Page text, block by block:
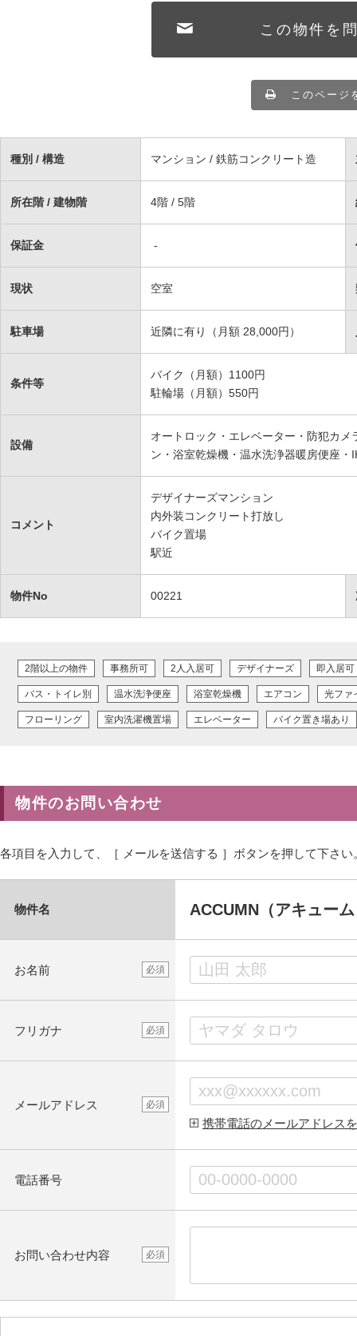
この物件を
このページ
種別 / 構造 マンション / 鉄筋コンクリート造
所在階 / 建物階 4階 / 5階
保証金 -
現状 空室
駐車場 近隣に有り（月額 28,000円）
条件等
バイク（月額）1100円
駐輪場（月額）550円
設備
オートロック・エレベーター・防犯カ
ン・浴室乾燥機・温水洗浄器暖房便座・
コメント
デザイナーズマンション
内外装コンクリート打放し
バイク置場
駅近
物件No 00221
2階以上の物件 事務所可 2人入居可 デザイナーズ 即入居可
バス・トイレ別 温水洗浄便座 浴室乾燥機 エアコン 光ファ
フローリング 室内洗濯機置場 エレベーター バイク置き場あり
物件のお問い合わせ
各項目を入力して、［ メールを送信する ］ボタンを押して下さい
物件名 ACCUMN（アキュー
お名前 必須
フリガナ 必須
メールアドレス 必須
携帯電話のメールアドレス
電話番号
お問い合わせ内容 必須